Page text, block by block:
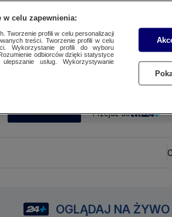
SUBSKRYBUJ Przejdź do
OGLĄDAJ NA ŻYWO
w celu zapewnienia:
Tworzenie profili w celu personalizacji
treści. Tworzenie profili w celu
Wykorzystanie profili do wyboru
odbiorców dzięki statystyce
usług. Wykorzystywanie